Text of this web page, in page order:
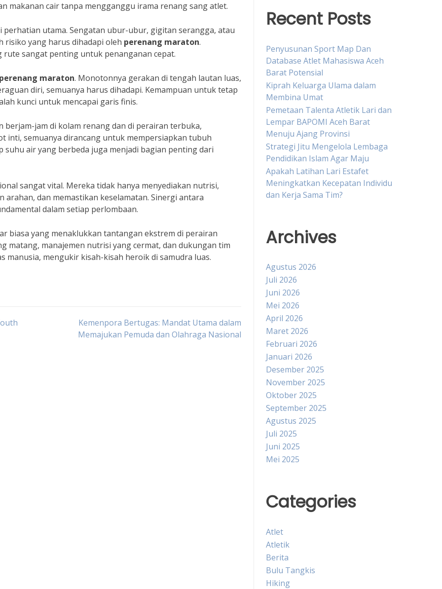
makanan cair tanpa mengganggu irama renang sang atlet.
utama. Sengatan ubur-ubur, gigitan serangga, atau
risiko yang harus dihadapi oleh perenang maraton.
rute sangat penting untuk penanganan cepat.
perenang maraton. Monotonnya gerakan di tengah lautan luas,
diri, semuanya harus dihadapi. Kemampuan untuk tetap
kunci untuk mencapai garis finis.
jam di kolam renang dan di perairan terbuka,
inti, semuanya dirancang untuk mempersiapkan tubuh
suhu air yang berbeda juga menjadi bagian penting dari
sangat vital. Mereka tidak hanya menyediakan nutrisi,
dan memastikan keselamatan. Sinergi antara
dalam setiap perlombaan.
biasa yang menaklukkan tantangan ekstrem di perairan
matang, manajemen nutrisi yang cermat, dan dukungan tim
manusia, mengukir kisah-kisah heroik di samudra luas.
Kemenpora Bertugas: Mandat Utama dalam
Memajukan Pemuda dan Olahraga Nasional
Recent Posts
Penyusunan Sport Map Dan
Database Atlet Mahasiswa Aceh
Barat Potensial
Kiprah Keluarga Ulama dalam
Membina Umat
Pemetaan Talenta Atletik Lari dan
Lempar BAPOMI Aceh Barat
Menuju Ajang Provinsi
Strategi Jitu Mengelola Lembaga
Pendidikan Islam Agar Maju
Apakah Latihan Lari Estafet
Meningkatkan Kecepatan Individu
dan Kerja Sama Tim?
Archives
Agustus 2026
Juli 2026
Juni 2026
Mei 2026
April 2026
Maret 2026
Februari 2026
Januari 2026
Desember 2025
November 2025
Oktober 2025
September 2025
Agustus 2025
Juli 2025
Juni 2025
Mei 2025
Categories
Atlet
Atletik
Berita
Bulu Tangkis
Hiking